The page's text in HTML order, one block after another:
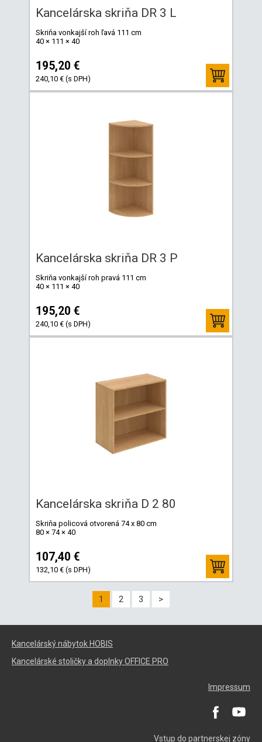
Kancelárska skriňa DR 3 L
Skriňa vonkajší roh ľavá 111 cm
40 × 111 × 40
195,20 €
240,10 € (s DPH)
Kancelárska skriňa DR 3 P
Skriňa vonkajší roh pravá 111 cm
40 × 111 × 40
195,20 €
240,10 € (s DPH)
Kancelárska skriňa D 2 80
Skriňa policová otvorená 74 x 80 cm
80 × 74 × 40
107,40 €
132,10 € (s DPH)
1 2 3 >
Kancelárský nábytok HOBIS
Kancelárské stoličky a doplnky OFFICE PRO
Impressum
Vstup do partnerskej zóny